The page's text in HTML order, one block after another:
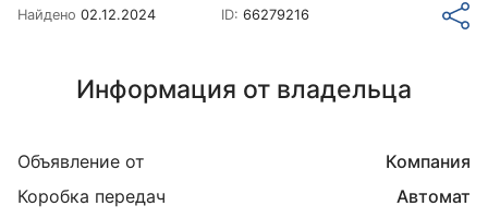
Найдено 02.12.2024 ID:66279216
Информация от владельца
Объявление от
Компания
Коробка передач
Автомат